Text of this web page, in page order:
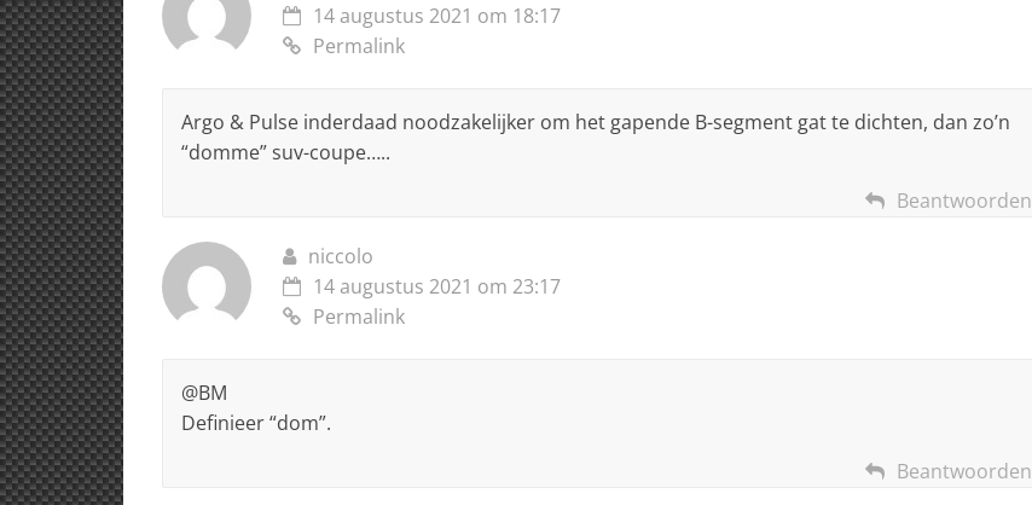
14 augustus 2021 om 18:17
Permalink
Argo & Pulse inderdaad noodzakelijker om het gapende B-segment gat te dichten, dan zo’n
“domme” suv-coupe…..
Beantwoorden
niccolo
14 augustus 2021 om 23:17
Permalink
@BM
Definieer “dom”.
Beantwoorden